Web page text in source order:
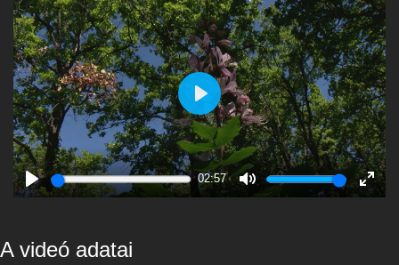
Play
02:57
Mute
Enter
Play
A videó adatai